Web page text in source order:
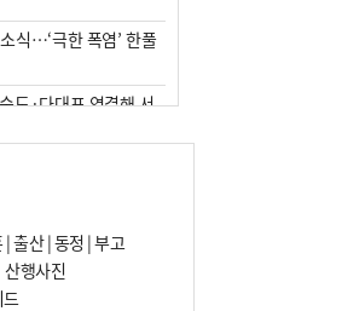
식…‘극한 폭염’ 한풀
도·다대포 연결해 서
8월 7일
경유지’ 된 부산…
북항으로 확정, 해양
|출산|동정 |부고
산행사진
드